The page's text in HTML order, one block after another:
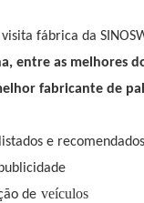
entre as melhores
fabricante de
e
de veículos